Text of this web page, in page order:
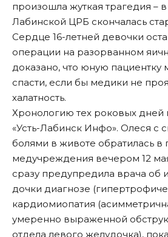
произошла жуткая трагедия –
Лабинской ЦРБ скончалась
Сердце 16-летней девочки
операции на разорванном
доказано, что юную
спасти, если бы медики не
халатность.
Хронологию тех роковых дней
«Усть-Лабинск Инфо». Олеся с
болями в животе обратилась
медучреждения вечером 12
сразу предупредила врача
дочки диагнозе
кардиомиопатия
умеренно выраженной
отдела левого желудочка),